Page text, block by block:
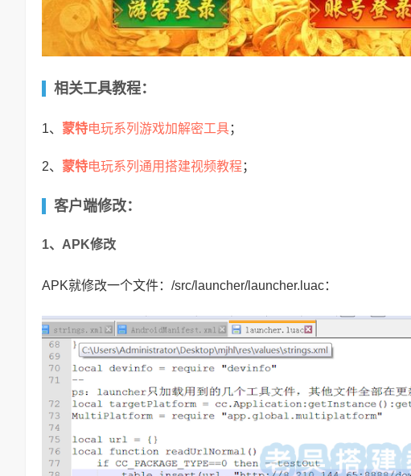
相关工具教程：
1、 蒙特电玩系列游戏加解密工具；
2、 蒙特电玩系列通用搭建视频教程 ；
客户端修改：
1、APK修改
APK就修改一个文件：/src/launcher/launcher.luac：